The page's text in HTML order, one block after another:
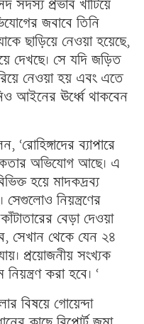
প্রভাব খাটিয়ে
জবাবে তিনি
ছাড়িয়ে নেওয়া হয়েছে,
দেখছে। সে যদি জড়িত
নেওয়া হয় এবং এতে
আইনের ঊর্ধ্বে থাকবেন
ব্যাপারে
অভিযোগ আছে। এ
হয়ে মাদকদ্রব্য
নিয়ন্ত্রণের
বেড়া দেওয়া
সেখান থেকে যেন ২৪
প্রয়োজনীয় সংখ্যক
করা হবে। ‘
বিষয়ে গোয়েন্দা